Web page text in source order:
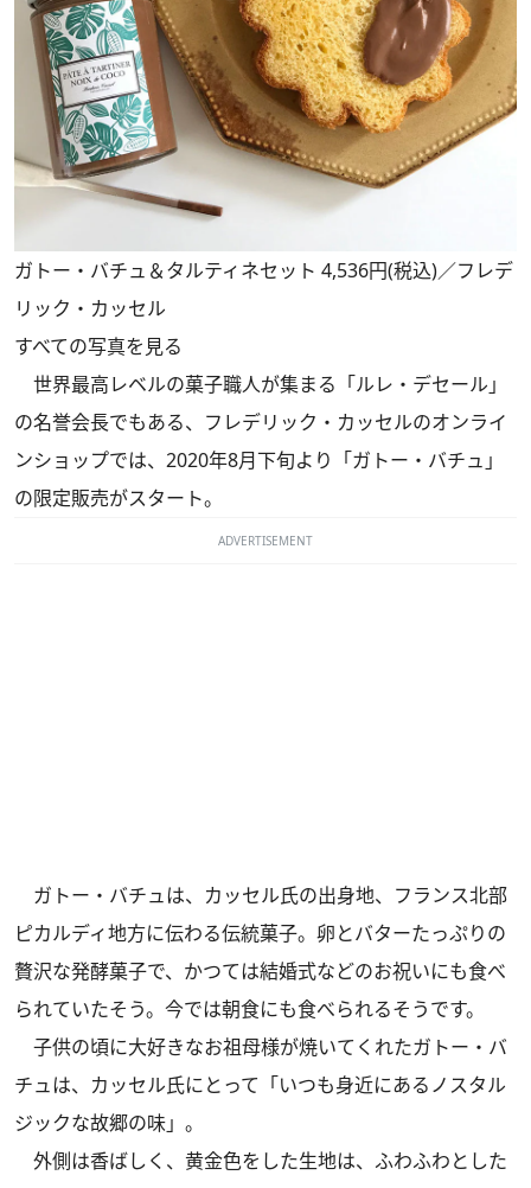
ガトー・バチュ＆タルティネセット 4,536円(税込)／フレデ
リック・カッセル
すべての写真を見る
世界最高レベルの菓子職人が集まる「ルレ・デセール」
の名誉会長でもある、フレデリック・カッセルのオンライ
ンショップでは、2020年8月下旬より「ガトー・バチュ」
の限定販売がスタート。
ADVERTISEMENT
ガトー・バチュは、カッセル氏の出身地、フランス北部
ピカルディ地方に伝わる伝統菓子。卵とバターたっぷりの
贅沢な発酵菓子で、かつては結婚式などのお祝いにも食べ
られていたそう。今では朝食にも食べられるそうです。
子供の頃に大好きなお祖母様が焼いてくれたガトー・バ
チュは、カッセル氏にとって「いつも身近にあるノスタル
ジックな故郷の味」。
外側は香ばしく、黄金色をした生地は、ふわふわとした